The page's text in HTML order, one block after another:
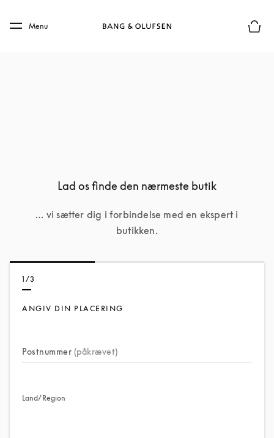
Skip to main footer
Menu
Lad os finde den nærmeste butik
… vi sætter dig i forbindelse med en ekspert i
butikken.
1/3
ANGIV DIN PLACERING
Postnummer (påkrævet)
Land/Region